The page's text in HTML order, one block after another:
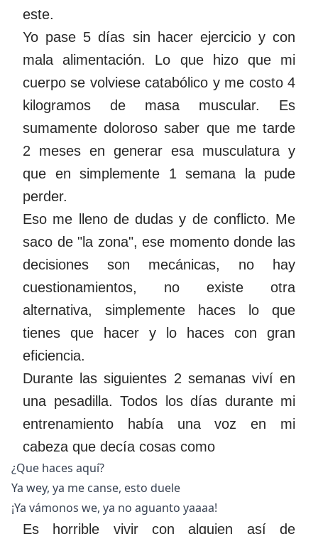
este.
Yo pase 5 días sin hacer ejercicio y con
mala alimentación. Lo que hizo que mi
cuerpo se volviese catabólico y me costo 4
kilogramos de masa muscular. Es
sumamente doloroso saber que me tarde
2 meses en generar esa musculatura y
que en simplemente 1 semana la pude
perder.
Eso me lleno de dudas y de conflicto. Me
saco de "la zona", ese momento donde las
decisiones son mecánicas, no hay
cuestionamientos, no existe otra
alternativa, simplemente haces lo que
tienes que hacer y lo haces con gran
eficiencia.
Durante las siguientes 2 semanas viví en
una pesadilla. Todos los días durante mi
entrenamiento había una voz en mi
cabeza que decía cosas como
¿Que haces aquí?
Ya wey, ya me canse, esto duele
¡Ya vámonos we, ya no aguanto yaaaa!
Es horrible vivir con alguien así de